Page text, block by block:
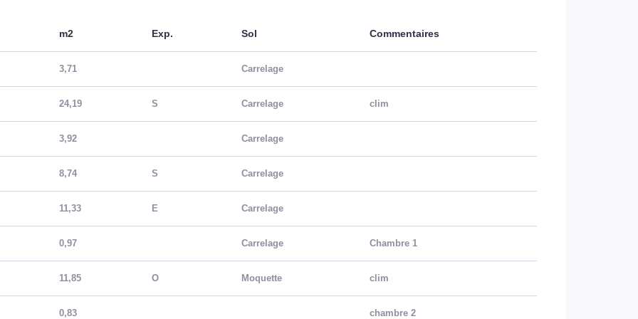
m2 Exp. Sol Commentaires
3,71 Carrelage
24,19 S Carrelage clim
3,92 Carrelage
8,74 S Carrelage
11,33 E Carrelage
0,97 Carrelage Chambre 1
11,85 O Moquette clim
0,83 chambre 2